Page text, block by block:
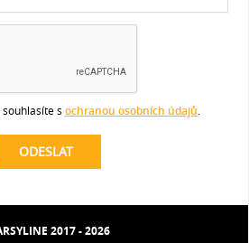
s ochranou osobních údajů
2017 - 2026